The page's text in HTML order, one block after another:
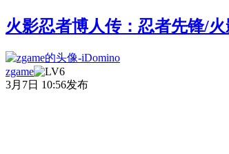
火影忍者博人传：忍者先锋/
zgame
3月7日 10:56发布